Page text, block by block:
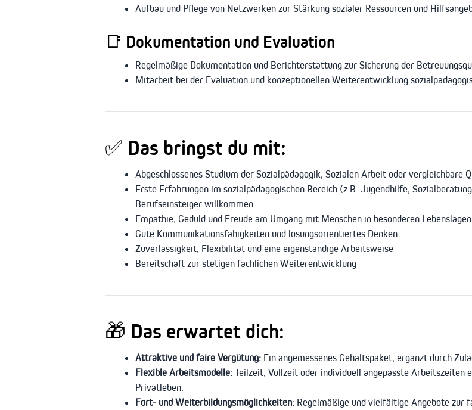
Aufbau und Pflege von Netzwerken zur Stärkung sozialer Ressourcen und
📑 Dokumentation und Evaluation
Regelmäßige Dokumentation und Berichterstattung zur Sicherung der
Mitarbeit bei der Evaluation und konzeptionellen Weiterentwicklung
✅ Das bringst du mit:
Abgeschlossenes Studium der Sozialpädagogik, Sozialen Arbeit oder
Erste Erfahrungen im sozialpädagogischen Bereich (z.B. Jugendhilfe,
Berufseinsteiger willkommen
Empathie, Geduld und Freude am Umgang mit Menschen in besonderen Lebenslagen
Gute Kommunikationsfähigkeiten und lösungsorientiertes Denken
Zuverlässigkeit, Flexibilität und eine eigenständige Arbeitsweise
Bereitschaft zur stetigen fachlichen Weiterentwicklung
🎁 Das erwartet dich:
Attraktive und faire Vergütung: Ein angemessenes Gehaltspaket, ergänzt durch
Flexible Arbeitsmodelle: Teilzeit, Vollzeit oder individuell angepasste Arbeitszeiten
Privatleben.
Fort- und Weiterbildungsmöglichkeiten: Regelmäßige und vielfältige Angebote zur